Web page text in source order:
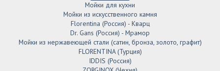
Мойки для кухни
Мойки из искусственного камня
Florentina (Россия) - Кварц
Dr. Gans (Россия) - Мрамор
Мойки из нержавеющей стали (сатин, бронза, золото, графит)
FLORENTINA (Турция)
IDDIS (Россия)